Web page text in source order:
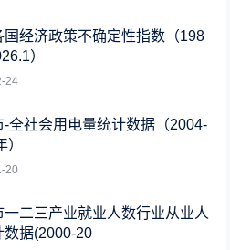
国经济政策不确定性指数（198
）
24
-全社会用电量统计数据（2004-
）
20
一二三产业就业人数行业从业人
数据(2000-20